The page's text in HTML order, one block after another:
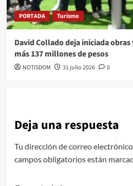
PORTADA Turismo
David Collado deja iniciada
más 137 millones de pesos
NOTISDOM 31 julio 2026 0
Deja una respuesta
Tu dirección de correo
campos obligatorios están